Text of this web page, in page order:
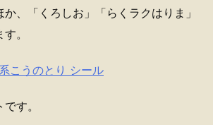
か、「くろしお」「らくラクはりま」
。
こうのとり シール
す。